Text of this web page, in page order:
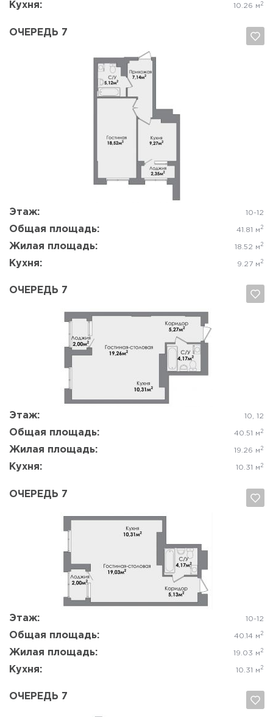
Кухня: 10.26 м 2
ОЧЕРЕДЬ 7
Этаж: 10-12
Общая площадь: 41.81 м 2
Жилая площадь: 18.52 м 2
Кухня: 9.27 м 2
ОЧЕРЕДЬ 7
Этаж: 10, 12
Общая площадь: 40.51 м 2
Жилая площадь: 19.26 м 2
Кухня: 10.31 м 2
Да, удалить Отмена
ОЧЕРЕДЬ 7
Этаж: 10-12
Общая площадь: 40.14 м 2
Жилая площадь: 19.03 м 2
Кухня: 10.31 м 2
ОЧЕРЕДЬ 7